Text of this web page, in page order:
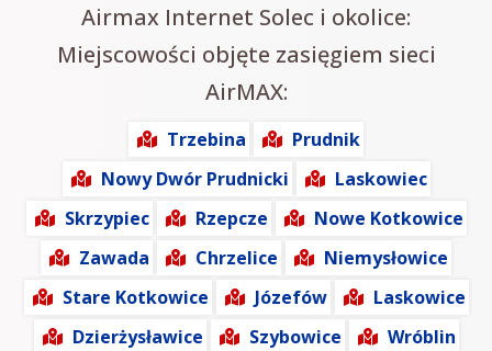
Airmax Internet Solec i okolice:
Miejscowości objęte zasięgiem sieci
AirMAX:
Trzebina
Prudnik
Nowy Dwór Prudnicki
Laskowiec
Skrzypiec
Rzepcze
Nowe Kotkowice
Zawada
Chrzelice
Niemysłowice
Stare Kotkowice
Józefów
Laskowice
Dzierżysławice
Szybowice
Wróblin